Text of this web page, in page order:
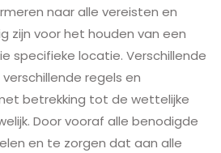
naar alle vereisten en
zijn voor het houden van een
specifieke locatie. Verschillende
regels en
betrekking tot de wettelijke
Door vooraf alle benodigde
en te zorgen dat aan alle